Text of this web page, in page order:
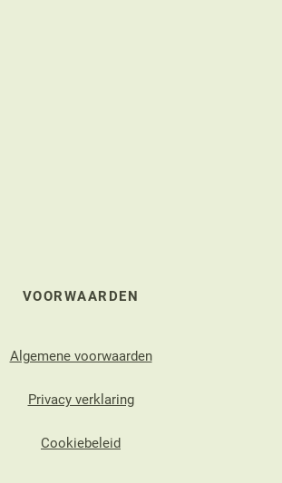
VOORWAARDEN
Algemene voorwaarden
Privacy verklaring
Cookiebeleid